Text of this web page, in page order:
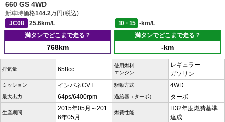
660 GS 4WD
新車時価格144.2万円(税込)
JC08
25.6km/L 10・15
-km/L
満タンでどこまで走る？
768km
満タンでどこまで走る？
-km
排気量 658cc
使用燃料
エンジン
レギュラー
ガソリン
ミッション インパネCVT 駆動方式 4WD
最大出力 64ps/6400rpm 過給器（ターボ） ターボ
生産期間
2015年05月～201
6年05月
燃費性能
H32年度燃費基準
達成